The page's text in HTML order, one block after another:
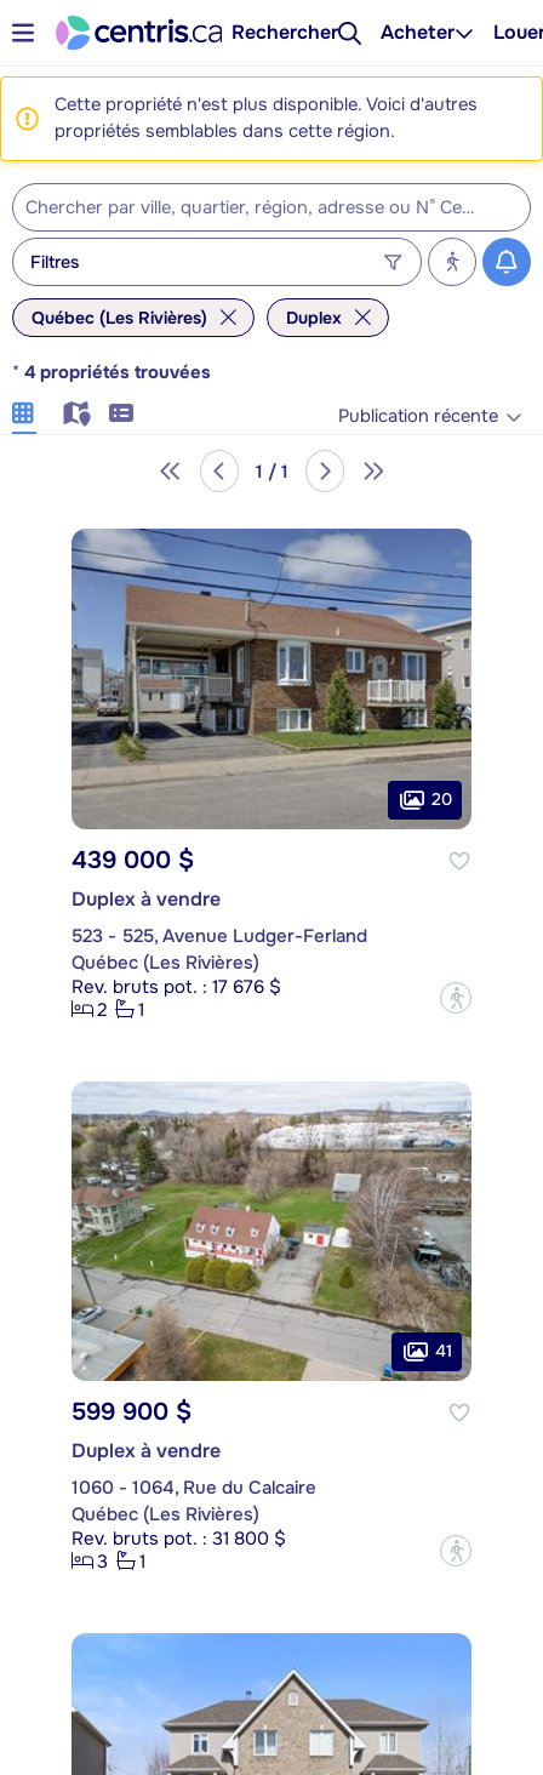
Rechercher Acheter
Cette propriété n'est plus disponible. Voici d'autres
propriétés semblables dans cette région.
Filtres
Québec (Les Rivières) Duplex
* 4 propriétés trouvées
Publication récente
1 / 1
20
439 000 $
Duplex à vendre
523 - 525, Avenue Ludger-Ferland
Québec (Les Rivières)
Rev. bruts pot. : 17 676 $
2
1 ?
41
599 900 $
Duplex à vendre
1060 - 1064, Rue du Calcaire
Québec (Les Rivières)
Rev. bruts pot. : 31 800 $
3
1 ?